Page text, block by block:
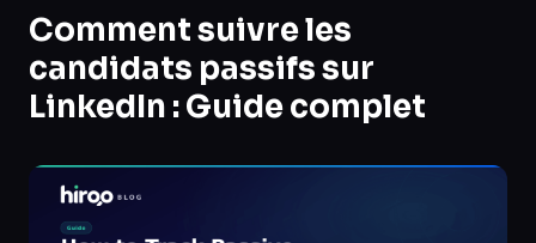
Comment suivre les
candidats passifs sur
LinkedIn : Guide complet